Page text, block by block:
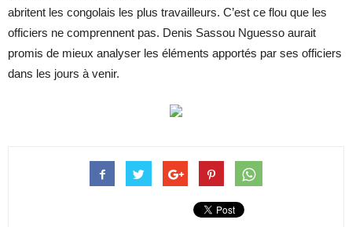
abritent les congolais les plus travailleurs. C’est ce flou que les
officiers ne comprennent pas. Denis Sassou Nguesso aurait
promis de mieux analyser les éléments apportés par ses officiers
dans les jours à venir.